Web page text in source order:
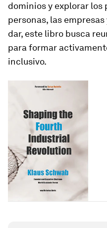
dominios y explorar los
personas, las
dar, este libro busca
​​para formar
inclusivo.